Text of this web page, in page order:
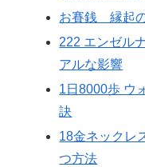
お賽銭 縁起
222 エンゼル
アルな影響
1日8000歩 ウ
訣
18金ネックレ
つ方法